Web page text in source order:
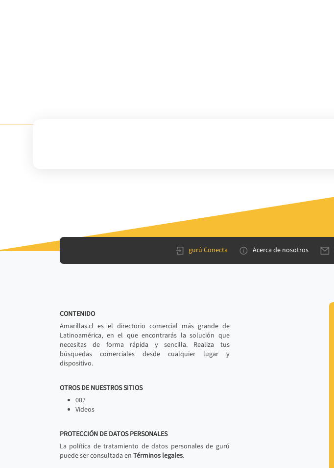
gurú Conecta Acerca de nosotros
CONTENIDO
Amarillas.cl es el directorio comercial más grande de
Latinoamérica, en el que encontrarás la solución que
necesitas de forma rápida y sencilla. Realiza tus
búsquedas comerciales desde cualquier lugar y
dispositivo.
OTROS DE NUESTROS SITIOS
007
Videos
PROTECCIÓN DE DATOS PERSONALES
La política de tratamiento de datos personales de gurú
puede ser consultada en Términos legales.